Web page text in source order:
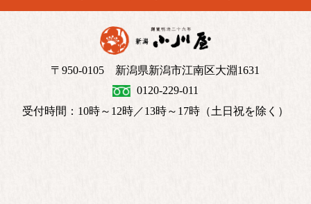
〒950-0105 新潟県新潟市江南区大淵1631
0120-229-011
受付時間：10時～12時／13時～17時（土日祝を除く）